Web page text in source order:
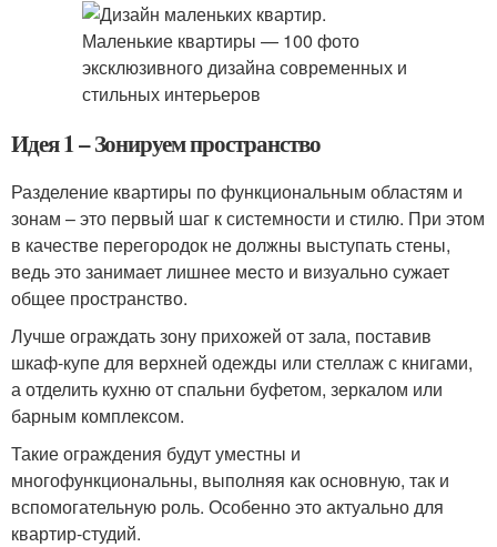
Идея 1 – Зонируем пространство
Разделение квартиры по функциональным областям и
зонам – это первый шаг к системности и стилю. При этом
в качестве перегородок не должны выступать стены,
ведь это занимает лишнее место и визуально сужает
общее пространство.
Лучше ограждать зону прихожей от зала, поставив
шкаф-купе для верхней одежды или стеллаж с книгами,
а отделить кухню от спальни буфетом, зеркалом или
барным комплексом.
Такие ограждения будут уместны и
многофункциональны, выполняя как основную, так и
вспомогательную роль. Особенно это актуально для
квартир-студий.